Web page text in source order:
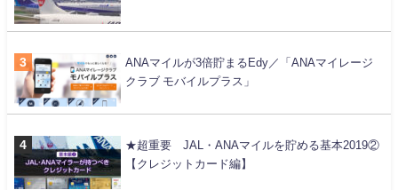
ANAマイルが3倍貯まるEdy／「ANAマイレージ
クラブ モバイルプラス」
★超重要 JAL・ANAマイルを貯める基本2019②
【クレジットカード編】